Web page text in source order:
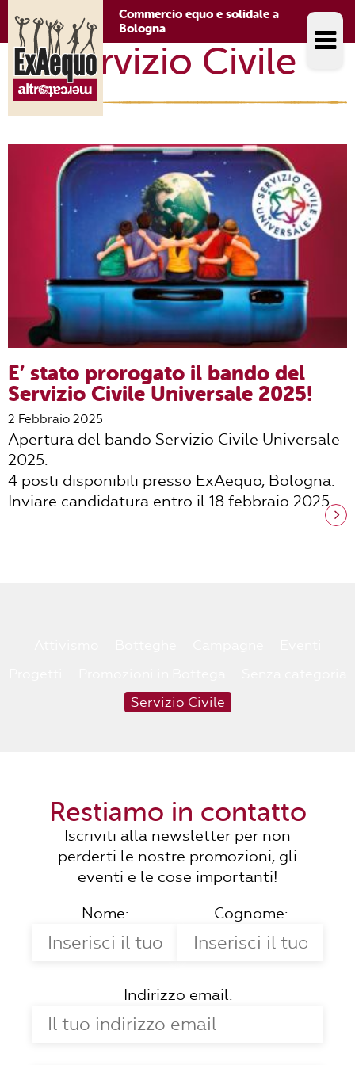
Commercio equo e solidale a
Bologna
Servizio Civile
E’ stato prorogato il bando del
Servizio Civile Universale 2025!
2 Febbraio 2025
Apertura del bando Servizio Civile Universale
2025.
4 posti disponibili presso ExAequo, Bologna.
Inviare candidatura entro il 18 febbraio 2025.
Servizio Civile
Restiamo in contatto
Iscriviti alla newsletter per non
perderti le nostre promozioni, gli
eventi e le cose importanti!
Nome: Cognome:
Indirizzo email: